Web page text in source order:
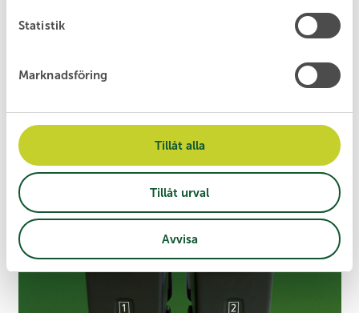
Statistik
Marknadsföring
Tillåt alla
Tillåt urval
Avvisa
Blanketter
abonnemang, avfallshämtning och